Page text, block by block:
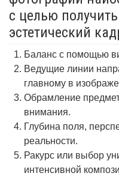
с целью
эстетический
Баланс с помощью
Ведущие линии
главному в
Обрамление
внимания.
Глубина поля,
реальности.
Ракурс или выбор
интенсивной